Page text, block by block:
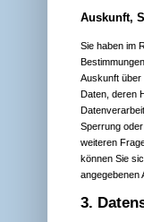
Auskunft,
Sie haben im
Auskunft über
Daten, deren
Sperrung
weiteren
können Sie
angegebenen
3.